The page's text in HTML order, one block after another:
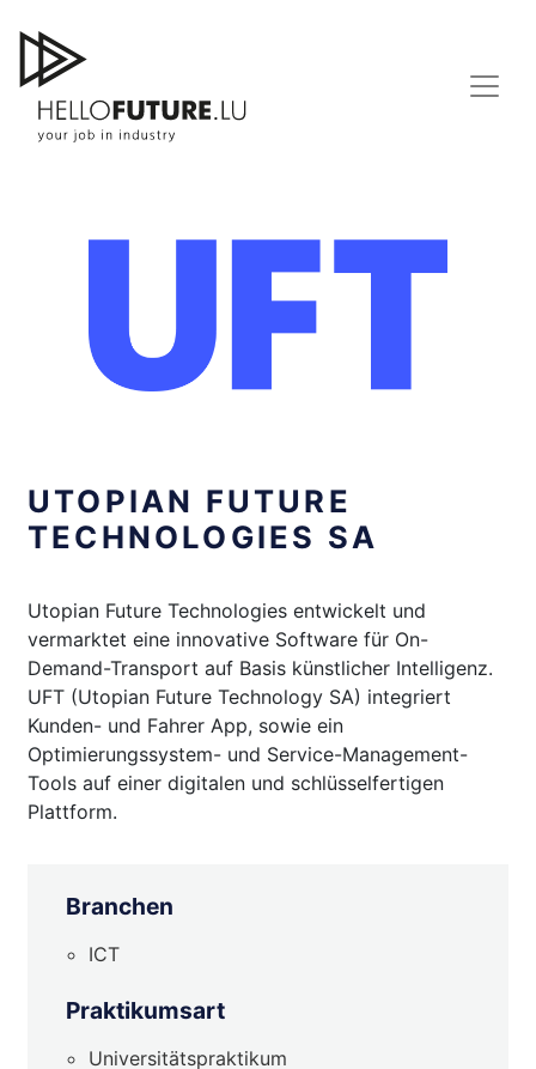
content
UTOPIAN FUTURE
TECHNOLOGIES SA
Utopian Future Technologies entwickelt und
vermarktet eine innovative Software für On-
Demand-Transport auf Basis künstlicher Intelligenz.
UFT (Utopian Future Technology SA) integriert
Kunden- und Fahrer App, sowie ein
Optimierungssystem- und Service-Management-
Tools auf einer digitalen und schlüsselfertigen
Plattform.
Branchen
ICT
Praktikumsart
Universitätspraktikum